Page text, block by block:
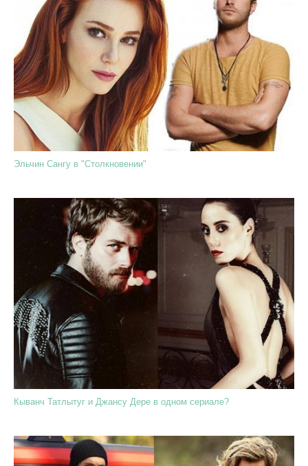
Эльчин Сангу в "Столкновении"
Кыванч Татлытуг и Джансу Дере в одном сериале?